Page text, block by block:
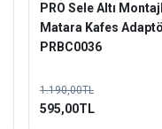
PRO Sele Altı
Matara Kafes
PRBC0036
1.190,00TL
595,00TL